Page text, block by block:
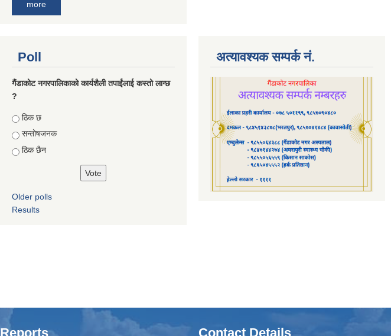
more
Poll
गैंडाकोट नगरपालिकाको कार्यशैली तपाईंलाई कस्तो लाग्छ
?
Choices
ठिक छ
सन्तोषजनक
ठिक छैन
Older polls
Results
अत्यावश्यक सम्पर्क नं.
Reports Contact Details